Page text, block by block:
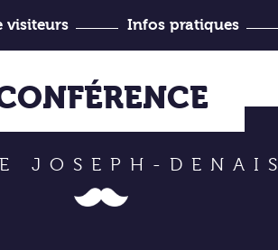
au
Jules-Desbois
visiteurs Infos pratiques
JOSEPH-DENAIS